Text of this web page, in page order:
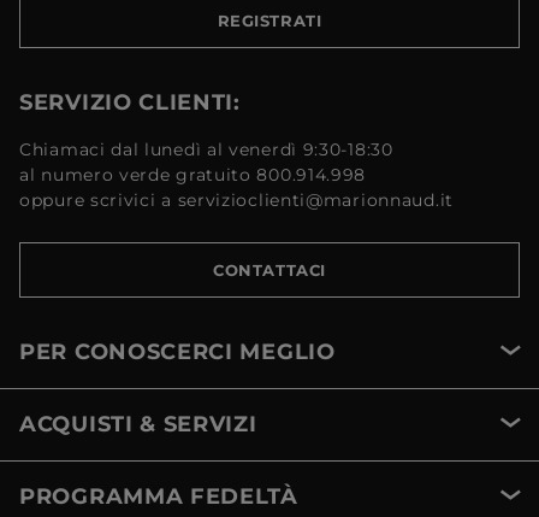
REGISTRATI
SERVIZIO CLIENTI:
Chiamaci dal lunedì al venerdì 9:30-18:30
al numero verde gratuito 800.914.998
oppure scrivici a servizioclienti@marionnaud.it
CONTATTACI
PER CONOSCERCI MEGLIO
ACQUISTI & SERVIZI
PROGRAMMA FEDELTÀ